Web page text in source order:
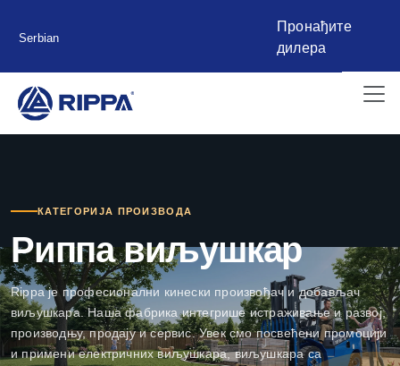
Serbian
Пронађите
дилера
КАТЕГОРИЈА ПРОИЗВОДА
Риппа виљушкар
Rippa је професионални кинески произвођач и добављач
виљушкара. Наша фабрика интегрише истраживање и развој,
производњу, продају и сервис. Увек смо посвећени промоцији
и примени електричних виљушкара, виљушкара са